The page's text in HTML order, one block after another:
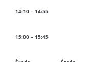
14:10 – 14:55
15:00 – 15:45